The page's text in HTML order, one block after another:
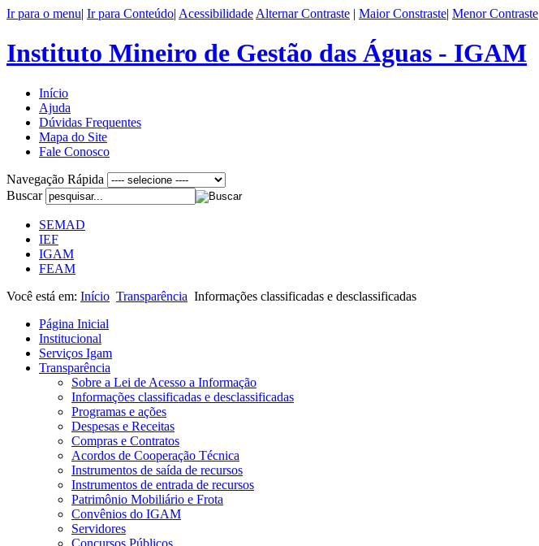
Ir para o menu| Ir para Conteúdo| Acessibilidade Alternar Contraste | Maior Constraste| Menor Contraste
Instituto Mineiro de Gestão das Águas - IGAM
Início
Ajuda
Dúvidas Frequentes
Mapa do Site
Fale Conosco
Navegação Rápida
Buscar
SEMAD
IEF
IGAM
FEAM
Você está em: Início Transparência Informações classificadas e desclassificadas
Página Inicial
Institucional
Serviços Igam
Transparência
Sobre a Lei de Acesso a Informação
Informações classificadas e desclassificadas
Programas e ações
Despesas e Receitas
Compras e Contratos
Acordos de Cooperação Técnica
Instrumentos de saída de recursos
Instrumentos de entrada de recursos
Patrimônio Mobiliário e Frota
Convênios do IGAM
Servidores
Concursos Públicos